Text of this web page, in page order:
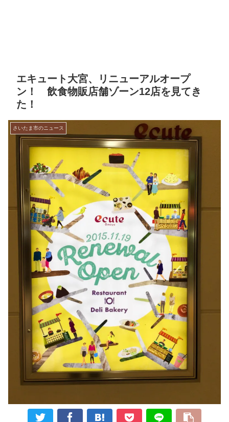
エキュート大宮、リニューアルオープ
ン！ 飲食物販店舗ゾーン12店を見てき
た！
さいたま市のニュース